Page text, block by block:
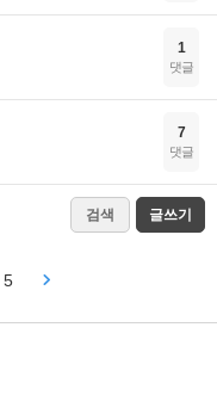
1
댓글
7
댓글
검색 글쓰기
5